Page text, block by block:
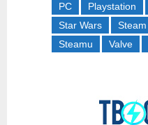
PC
Playstation
Star Wars
Steam
Steamu
Valve